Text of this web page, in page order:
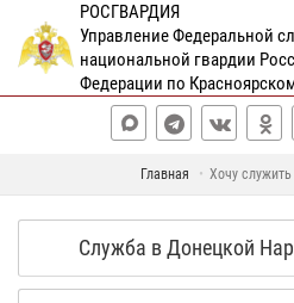
РОСГВАРДИЯ
Управление Федеральной
национальной гвардии
Федерации по
Главная Хочу
Служба в Донецкой